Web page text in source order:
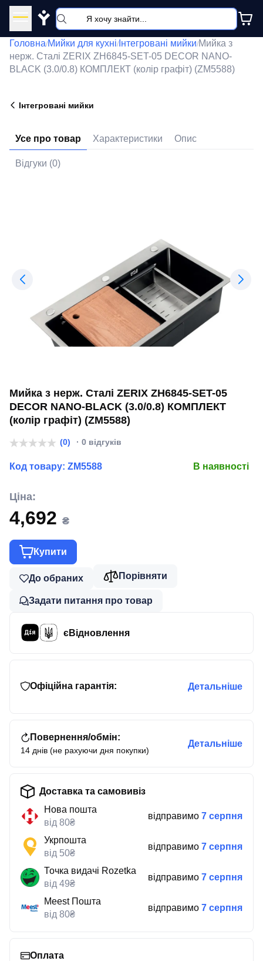
Y
Головна/Мийки для кухні/ Інтегровані мийки/Мийка з
нерж. Сталі ZERIX ZH6845-SET-05 DECOR NANO-
BLACK (3.0/0.8) КОМПЛЕКТ (колір графіт) (ZM5588)
Інтегровані мийки
Усе про товар Характеристики Опис
Відгуки (0)
Мийка з нерж. Сталі ZERIX ZH6845-SET-05
DECOR NANO-BLACK (3.0/0.8) КОМПЛЕКТ
(колір графіт) (ZM5588)
(0) · 0 відгуків
Код товару: ZM5588 В наявності
Ціна:
4,692 ₴
Купити
До обраних Порівняти
Задати питання про товар
єВідновлення
Офіційна гарантія: Детальніше
Повернення/обмін:
14 днів (не рахуючи дня покупки)
Детальніше
Доставка та самовивіз
Нова пошта
від 80₴
відправимо 7 серпня
Укрпошта
від 50₴
відправимо 7 серпня
Точка видачі Rozetka
від 49₴
відправимо 7 серпня
Meest Пошта
від 80₴
відправимо 7 серпня
Оплата